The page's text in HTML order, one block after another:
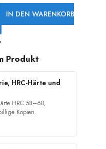
IN DEN WARENKORB
Produkt
HRC-Härte und
HRC 58–60,
Kopien.